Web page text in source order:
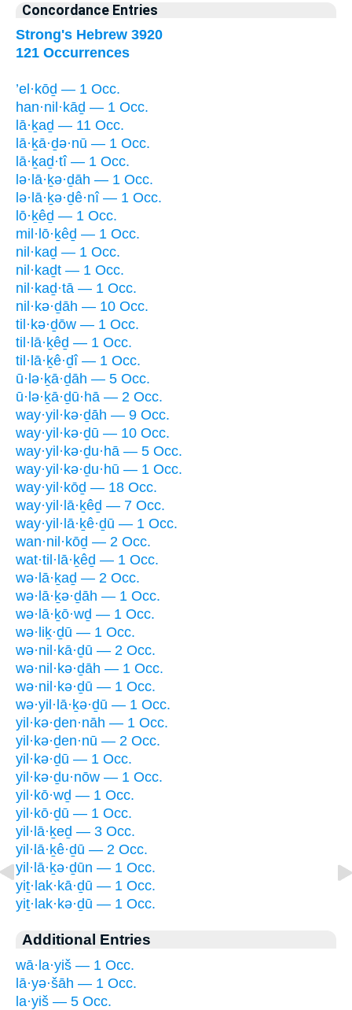
Concordance Entries
Strong's Hebrew 3920
121 Occurrences
’el·kōḏ — 1 Occ.
han·nil·kāḏ — 1 Occ.
lā·ḵaḏ — 11 Occ.
lā·ḵā·ḏə·nū — 1 Occ.
lā·ḵaḏ·tî — 1 Occ.
lə·lā·ḵə·ḏāh — 1 Occ.
lə·lā·ḵə·ḏê·nî — 1 Occ.
lō·ḵêḏ — 1 Occ.
mil·lō·ḵêḏ — 1 Occ.
nil·kaḏ — 1 Occ.
nil·kaḏt — 1 Occ.
nil·kaḏ·tā — 1 Occ.
nil·kə·ḏāh — 10 Occ.
til·kə·ḏōw — 1 Occ.
til·lā·ḵêḏ — 1 Occ.
til·lā·ḵê·ḏî — 1 Occ.
ū·lə·ḵā·ḏāh — 5 Occ.
ū·lə·ḵā·ḏū·hā — 2 Occ.
way·yil·kə·ḏāh — 9 Occ.
way·yil·kə·ḏū — 10 Occ.
way·yil·kə·ḏu·hā — 5 Occ.
way·yil·kə·ḏu·hū — 1 Occ.
way·yil·kōḏ — 18 Occ.
way·yil·lā·ḵêḏ — 7 Occ.
way·yil·lā·ḵê·ḏū — 1 Occ.
wan·nil·kōḏ — 2 Occ.
wat·til·lā·ḵêḏ — 1 Occ.
wə·lā·ḵaḏ — 2 Occ.
wə·lā·ḵə·ḏāh — 1 Occ.
wə·lā·ḵō·wḏ — 1 Occ.
wə·liḵ·ḏū — 1 Occ.
wə·nil·kā·ḏū — 2 Occ.
wə·nil·kə·ḏāh — 1 Occ.
wə·nil·kə·ḏū — 1 Occ.
wə·yil·lā·ḵə·ḏū — 1 Occ.
yil·kə·ḏen·nāh — 1 Occ.
yil·kə·ḏen·nū — 2 Occ.
yil·kə·ḏū — 1 Occ.
yil·kə·ḏu·nōw — 1 Occ.
yil·kō·wḏ — 1 Occ.
yil·kō·ḏū — 1 Occ.
yil·lā·ḵeḏ — 3 Occ.
yil·lā·ḵê·ḏū — 2 Occ.
yil·lā·ḵə·ḏūn — 1 Occ.
yiṯ·lak·kā·ḏū — 1 Occ.
yiṯ·lak·kə·ḏū — 1 Occ.
Additional Entries
wā·la·yiš — 1 Occ.
lā·yə·šāh — 1 Occ.
la·yiš — 5 Occ.